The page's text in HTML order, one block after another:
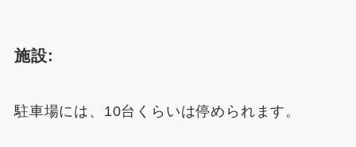
施設:
駐車場には、10台くらいは停められます。